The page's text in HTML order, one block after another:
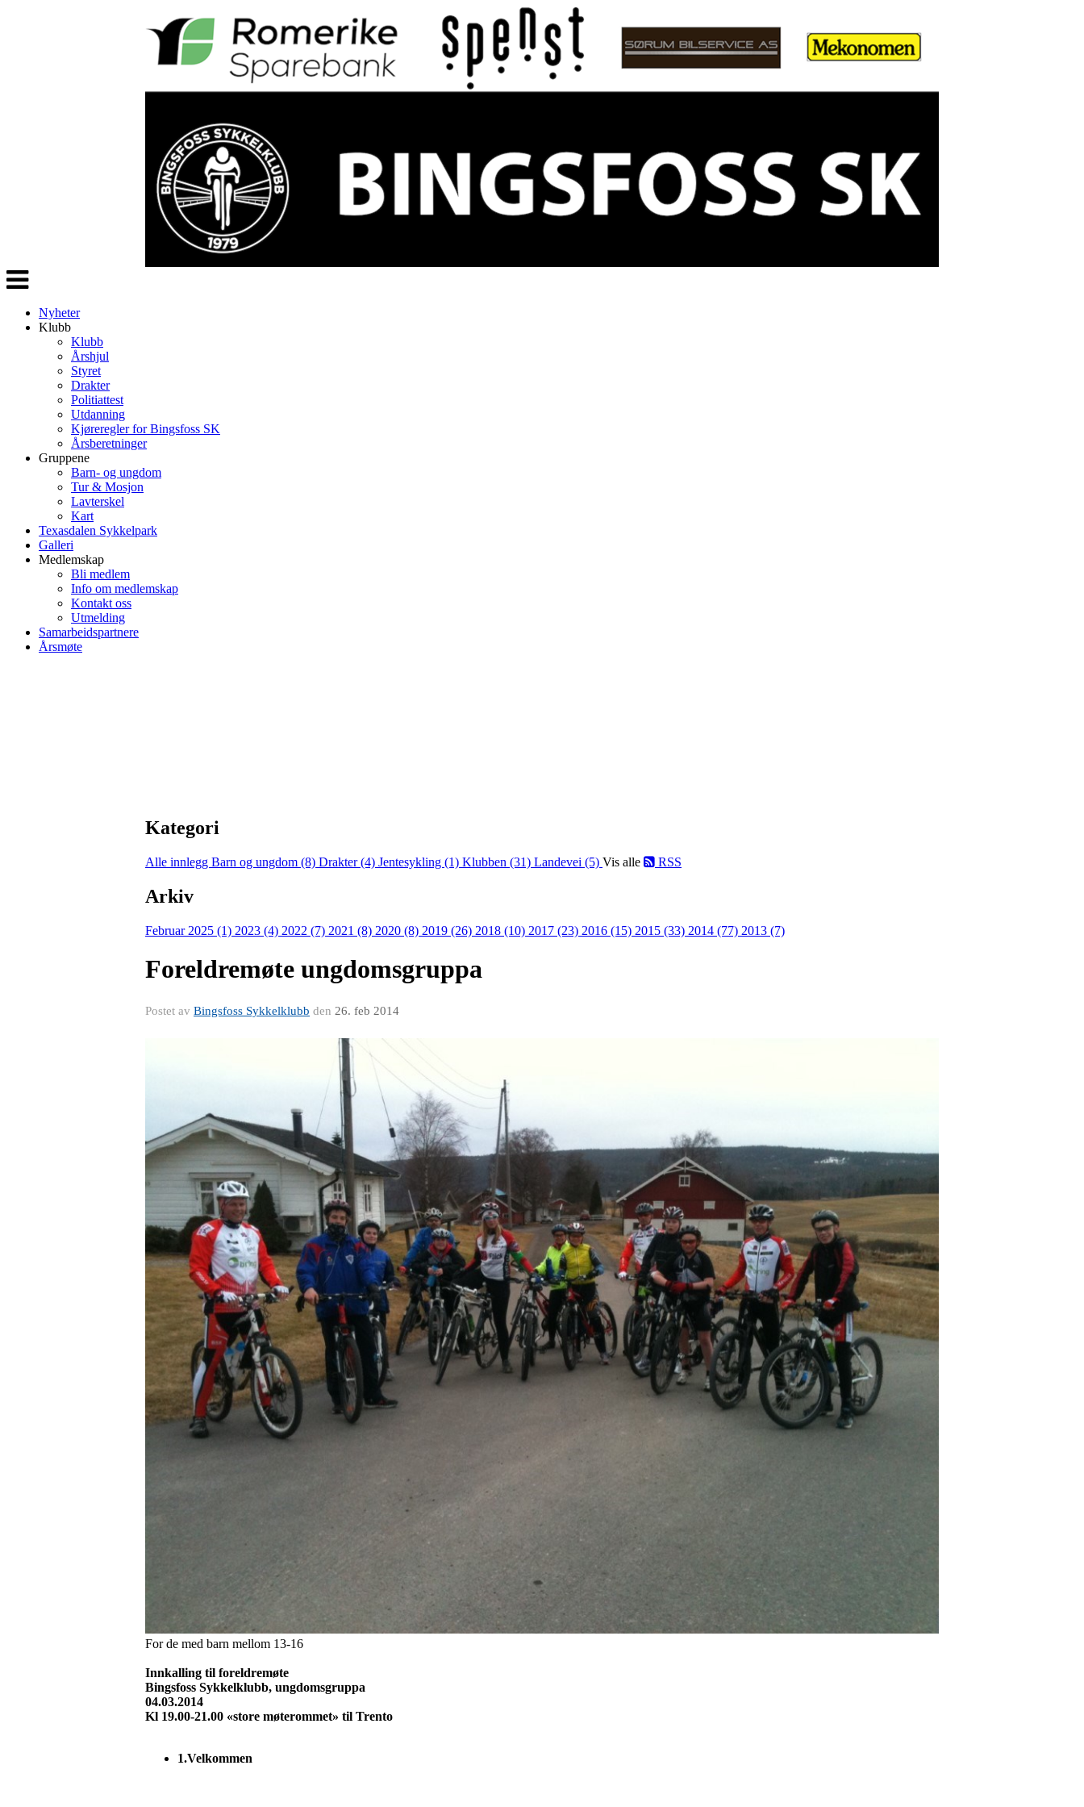
Veksle
navigasjon
Nyheter
Klubb
Klubb
Årshjul
Styret
Drakter
Politiattest
Utdanning
Kjøreregler for Bingsfoss SK
Årsberetninger
Gruppene
Barn- og ungdom
Tur & Mosjon
Lavterskel
Kart
Texasdalen Sykkelpark
Galleri
Medlemskap
Bli medlem
Info om medlemskap
Kontakt oss
Utmelding
Samarbeidspartnere
Årsmøte
Kategori
Alle innlegg Barn og ungdom (8) Drakter (4) Jentesykling (1) Klubben (31) Landevei (5) Vis alle RSS
Arkiv
Februar 2025 (1) 2023 (4) 2022 (7) 2021 (8) 2020 (8) 2019 (26) 2018 (10) 2017 (23) 2016 (15) 2015 (33) 2014 (77) 2013 (7)
Foreldremøte ungdomsgruppa
Postet av Bingsfoss Sykkelklubb den 26. feb 2014
For de med barn mellom 13-16
Innkalling til foreldremøte
Bingsfoss Sykkelklubb, ungdomsgruppa
04.03.2014
Kl 19.00-21.00 «store møterommet» til Trento
1.Velkommen